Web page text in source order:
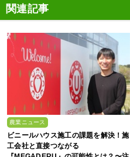
関連記事
農業ニュース
ビニールハウス施工の課題を解決！施
工会社と直接つながる